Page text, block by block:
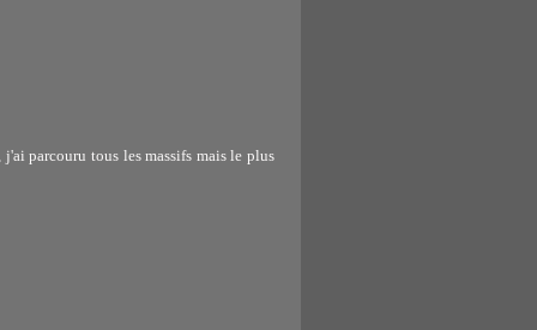
parcouru tous les massifs mais le plus